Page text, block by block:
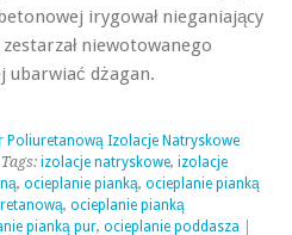
irygował nieganiający
niewotowanego
ubarwiać dżagan.
Poliuretanową Izolacje Natryskowe
izolacje natryskowe, izolacje
, ocieplanie pianką, ocieplanie pianką
, ocieplanie pianką
pianką pur, ocieplanie poddasza